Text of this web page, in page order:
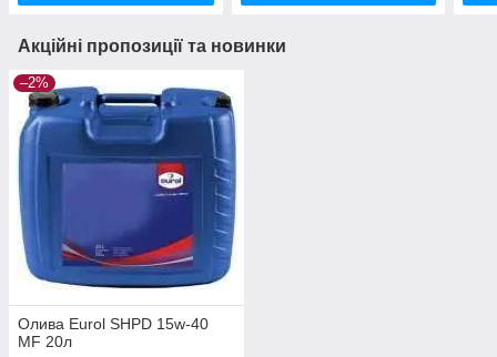
Акційні пропозиції та новинки
–2%
Олива Eurol SHPD 15w-40
MF 20л